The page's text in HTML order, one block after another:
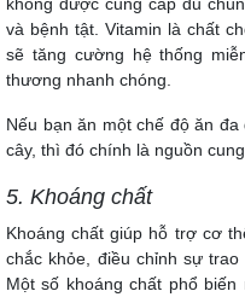
và bệnh tật. Vitamin là chất
sẽ tăng cường hệ thống
thương nhanh chóng.
Nếu bạn ăn một chế độ ăn
cây, thì đó chính là nguồn
5. Khoáng chất
Khoáng chất giúp hỗ trợ cơ
chắc khỏe, điều chỉnh sự
Một số khoáng chất phổ